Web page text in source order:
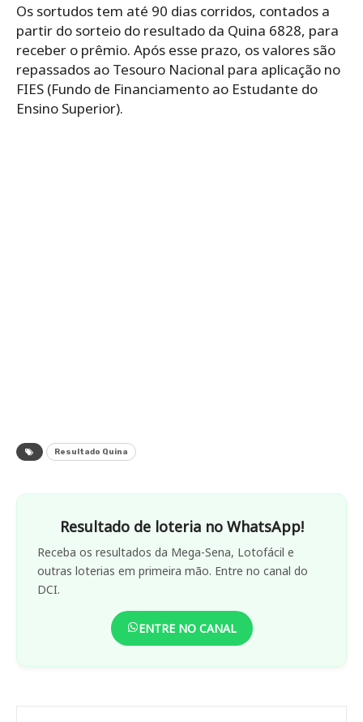
Os sortudos tem até 90 dias corridos, contados a
partir do sorteio do resultado da Quina 6828, para
receber o prêmio. Após esse prazo, os valores são
repassados ao Tesouro Nacional para aplicação no
FIES (Fundo de Financiamento ao Estudante do
Ensino Superior).
Resultado Quina
Resultado de loteria no WhatsApp!
Receba os resultados da Mega-Sena, Lotofácil e
outras loterias em primeira mão. Entre no canal do
DCI.
ENTRE NO CANAL